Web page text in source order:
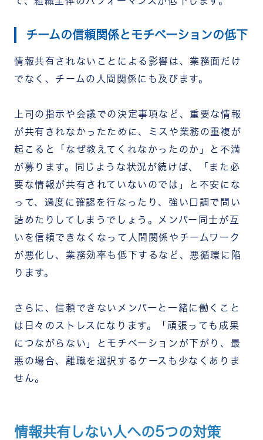
チームの信頼関係とモチベーションの低下
情報共有されないことによる影響は、業務面だけ
でなく、チームの人間関係にも及びます。
上司の指示や会議での決定事項など、重要な情報
が共有されなかったために、ミスや業務の重複が
起こると「なぜ教えてくれなかったのか」と不満
が募ります。同じような状況が続けば、「また必
要な情報が共有されていないのでは」と不安にな
って、過度に確認を行なったり、強い口調で問い
詰めたりしてしまうでしょう。メンバー同士が互
いを信頼できなくなって人間関係やチームワーク
が悪化し、業務効率も低下するなど、悪循環に陥
ります。
さらに、信頼できないメンバーと一緒に働くこと
は日々のストレスになります。「頑張っても成果
につながらない」とモチベーションが下がり、最
悪の場合、離職を選択するケースも少なくありま
せん。
情報共有しない人への5つの対策